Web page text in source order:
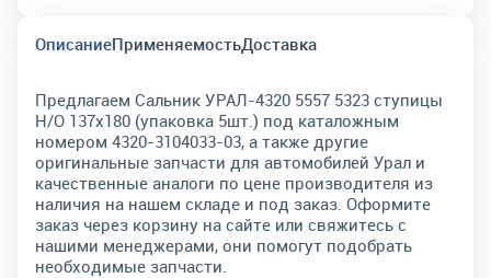
ОписаниеПрименяемостьДоставка
Предлагаем Сальник УРАЛ-4320 5557 5323 ступицы
Н/О 137х180 (упаковка 5шт.) под каталожным
номером 4320-3104033-03, а также другие
оригинальные запчасти для автомобилей Урал и
качественные аналоги по цене производителя из
наличия на нашем складе и под заказ. Оформите
заказ через корзину на сайте или свяжитесь с
нашими менеджерами, они помогут подобрать
необходимые запчасти.